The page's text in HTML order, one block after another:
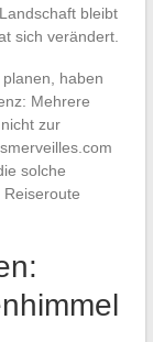
Landschaft bleibt
sich verändert.
haben
Mehrere
zur
solche